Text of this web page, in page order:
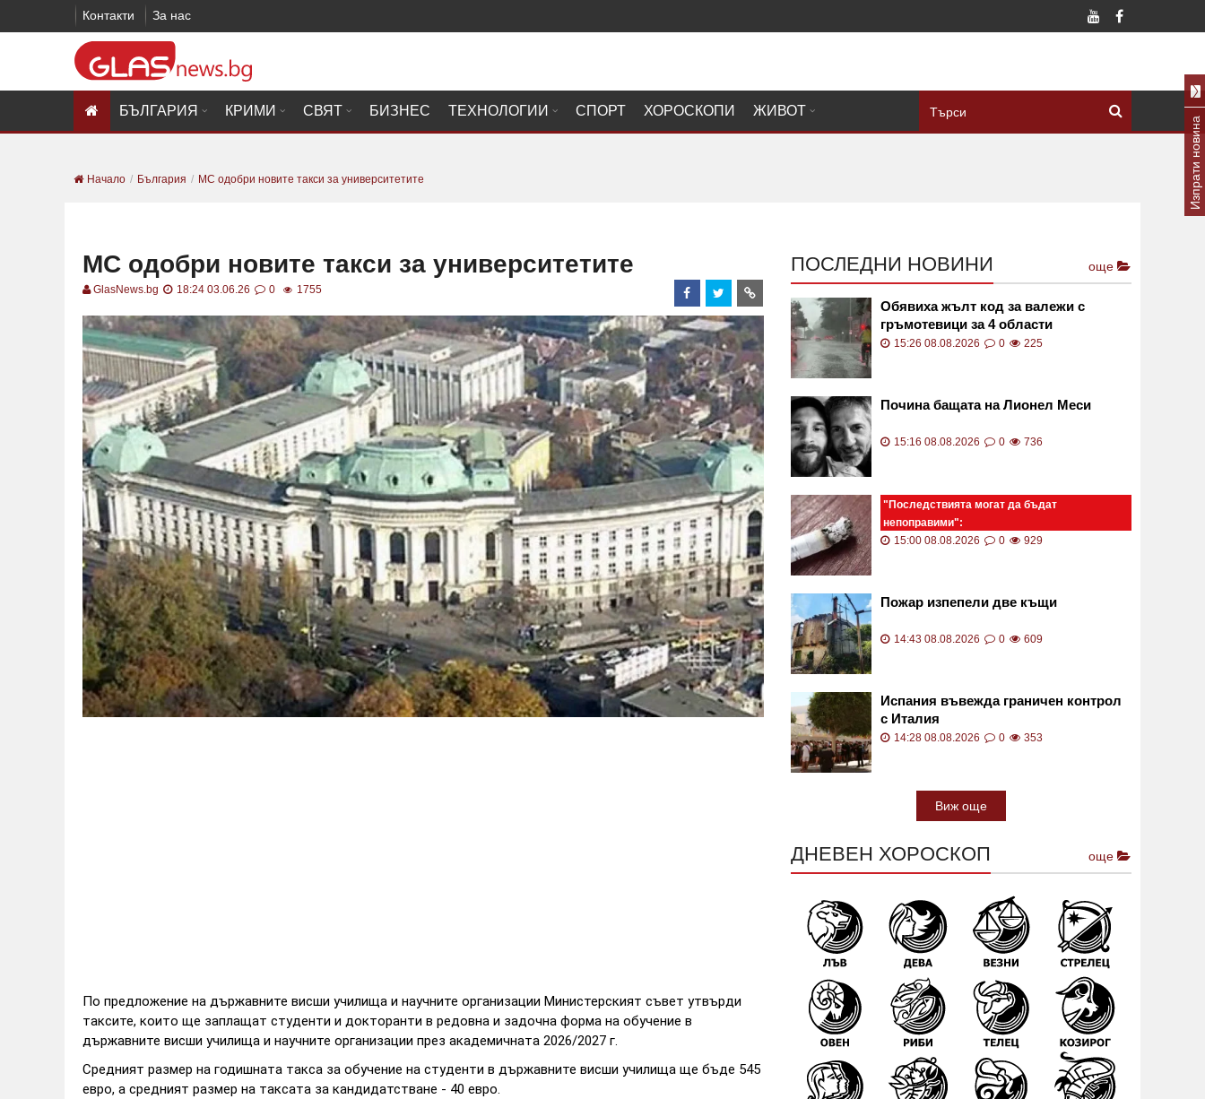
Контакти За нас
БЪЛГАРИЯ КРИМИ СВЯТ БИЗНЕС ТЕХНОЛОГИИ СПОРТ ХОРОСКОПИ ЖИВОТ
Начало България МС одобри новите такси за университетите
МС одобри новите такси за университетите
GlasNews.bg 18:24 03.06.26 0 1755
По предложение на държавните висши училища и научните организации Министерският съвет утвърди
таксите, които ще заплащат студенти и докторанти в редовна и задочна форма на обучение в
държавните висши училища и научните организации през академичната 2026/2027 г.
Средният размер на годишната такса за обучение на студенти в държавните висши училища ще бъде 545
евро, а средният размер на таксата за кандидатстване - 40 евро.
ПОСЛЕДНИ НОВИНИ още
Обявиха жълт код за валежи с
гръмотевици за 4 области
15:26 08.08.2026 0 225
Почина бащата на Лионел Меси
15:16 08.08.2026 0 736
"Последствията могат да бъдат
непоправими":
Незагасен фас падна върху количка с
15:00 08.08.2026 0 929
Пожар изпепели две къщи
14:43 08.08.2026 0 609
Испания въвежда граничен контрол
с Италия
14:28 08.08.2026 0 353
Виж още
ДНЕВЕН ХОРОСКОП още
Изпрати новина